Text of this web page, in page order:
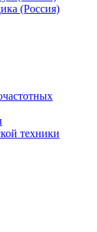
(Россия)
техники